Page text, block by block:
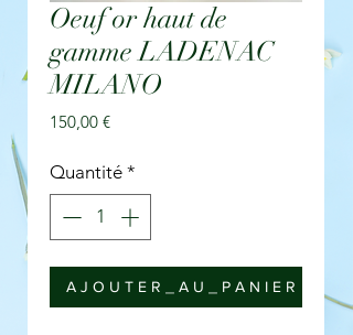
Oeuf or haut de
gamme LADENAC
MILANO
150,00 €Prix
Quantité *
A J O U T E R _ A U _ P A N I E R